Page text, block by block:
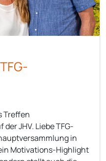
Treffen
JHV. Liebe TFG-
in
Motivations-Highlight